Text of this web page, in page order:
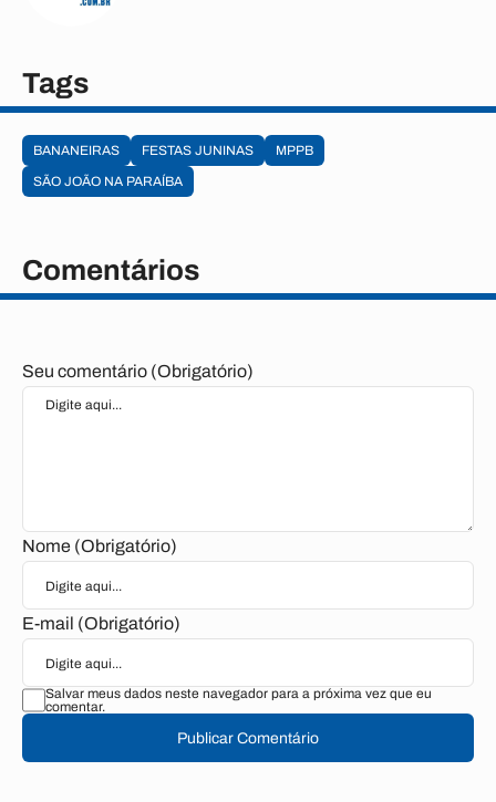
Tags
BANANEIRAS FESTAS JUNINAS
MPPB
SÃO JOÃO NA PARAÍBA
Comentários
Seu comentário (Obrigatório)
Nome (Obrigatório)
E-mail (Obrigatório)
Salvar meus dados neste navegador para a próxima vez que eu
comentar.
Publicar Comentário